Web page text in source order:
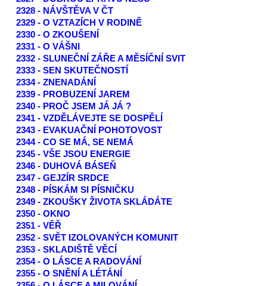
2328 - NÁVŠTĚVA V ČT
2329 - O VZTAZÍCH V RODINĚ
2330 - O ZKOUŠENÍ
2331 - O VÁŠNI
2332 - SLUNEČNÍ ZÁŘE A MĚSÍČNÍ SVIT
2333 - SEN SKUTEČNOSTÍ
2334 - ZNENADÁNÍ
2339 - PROBUZENÍ JAREM
2340 - PROČ JSEM JÁ JÁ ?
2341 - VZDĚLÁVEJTE SE DOSPĚLÍ
2343 - EVAKUAČNÍ POHOTOVOST
2344 - CO SE MÁ, SE NEMÁ
2345 - VŠE JSOU ENERGIE
2346 - DUHOVÁ BÁSEŇ
2347 - GEJZÍR SRDCE
2348 - PÍSKÁM SI PÍSNIČKU
2349 - ZKOUŠKY ŽIVOTA SKLÁDÁTE
2350 - OKNO
2351 - VĚŘ
2352 - SVĚT IZOLOVANÝCH KOMUNIT
2353 - SKLADIŠTĚ VĚCÍ
2354 - O LÁSCE A RADOVÁNÍ
2355 - O SNĚNÍ A LÉTÁNÍ